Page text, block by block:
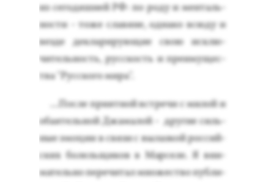
из се­годяш­ней РФ: по ро­ду и мен­таль­
нос­ти - то­же сла­вяне, од­на­ко всю­ду и
вез­де дек­ла­риру­ющие свою ис­клю­
читель­ность, рус­скость и пре­иму­щес­
тва "Рус­ско­го ми­ра".
...Пос­ле при­ят­ной встре­чи с ми­лой и
оба­ятель­ной Джа­малой - дру­гие силь­
ные эмо­ции в свя­зи с вы­лаз­кой рос­сий­
ских бо­лель­щи­ков в Мар­се­ле. Я вни­
матель­но пе­речи­тал мно­жес­тво пуб­ли­